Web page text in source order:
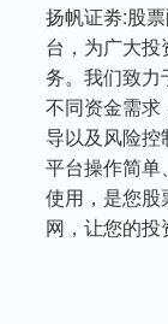
扬帆证劵:股
台，为广大
务。我们致力
不同资金需
导以及风险控
平台操作简
使用，是您
网，让您的投